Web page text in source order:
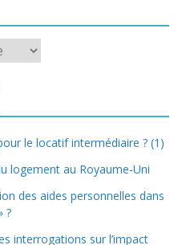
le locatif intermédiaire ? (1)
logement au Royaume-Uni
des aides personnelles dans
?
interrogations sur l’impact